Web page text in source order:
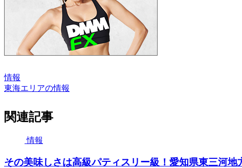
情報
東海エリアの情報
関連記事
情報
その美味しさは高級パティスリー級！愛知県東三河